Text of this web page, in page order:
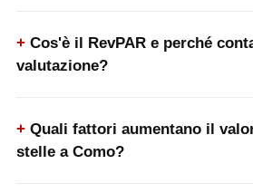
Cos'è il RevPAR e perché
valutazione?
Quali fattori aumentano il
stelle a Como?